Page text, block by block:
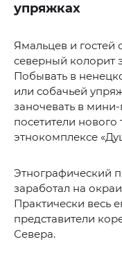
упряжках
Ямальцев и гостей
северный колорит
Побывать в
или собачьей
заночевать в
посетители
этнокомплексе
Этнографический
заработал на
Практически весь
представители
Севера.